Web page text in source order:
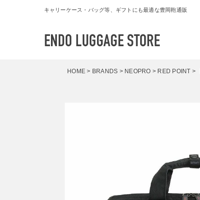
キャリーケース・バッグ等、ギフトにも最適な豊岡鞄通販
HOME BRANDS NEOPRO RED POINT